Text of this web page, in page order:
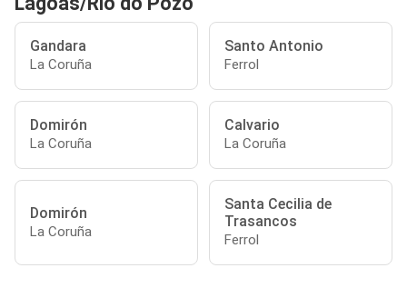
Gandara
La Coruña
Santo Antonio
Ferrol
Domirón
La Coruña
Calvario
La Coruña
Domirón
La Coruña
Santa Cecilia de
Trasancos
Ferrol